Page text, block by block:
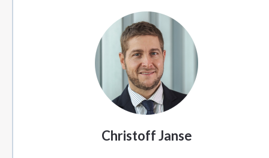
Christoff Janse